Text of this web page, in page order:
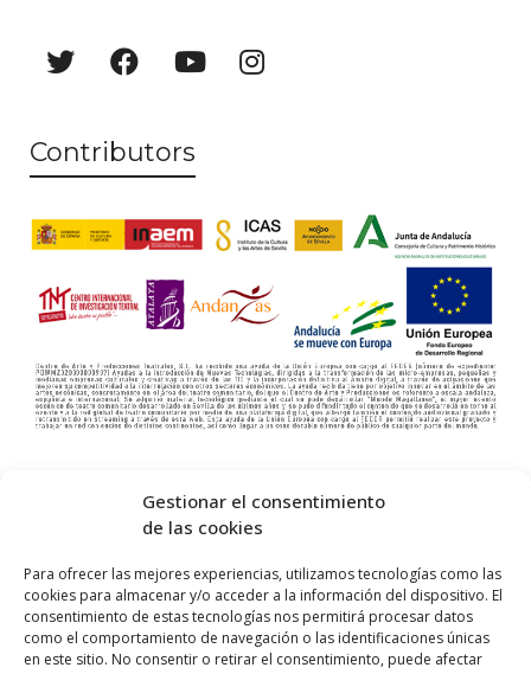
Gestionar el consentimiento
de las cookies
Para ofrecer las mejores experiencias, utilizamos tecnologías como las
cookies para almacenar y/o acceder a la información del dispositivo. El
consentimiento de estas tecnologías nos permitirá procesar datos
como el comportamiento de navegación o las identificaciones únicas
en este sitio. No consentir o retirar el consentimiento, puede afectar
Contributors